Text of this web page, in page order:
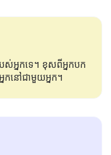
ស់អ្នកទេ។ ខុសពីអ្នកបក
កនៅជាមួយអ្នក។